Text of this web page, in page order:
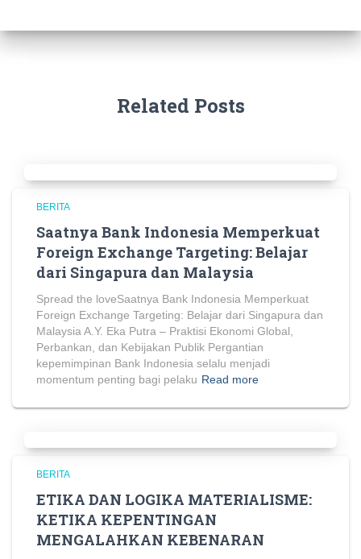
Related Posts
BERITA
Saatnya Bank Indonesia Memperkuat
Foreign Exchange Targeting: Belajar
dari Singapura dan Malaysia
Spread the loveSaatnya Bank Indonesia Memperkuat
Foreign Exchange Targeting: Belajar dari Singapura dan
Malaysia A.Y. Eka Putra – Praktisi Ekonomi Global,
Perbankan, dan Kebijakan Publik Pergantian
kepemimpinan Bank Indonesia selalu menjadi
momentum penting bagi pelaku Read more
BERITA
ETIKA DAN LOGIKA MATERIALISME:
KETIKA KEPENTINGAN
MENGALAHKAN KEBENARAN